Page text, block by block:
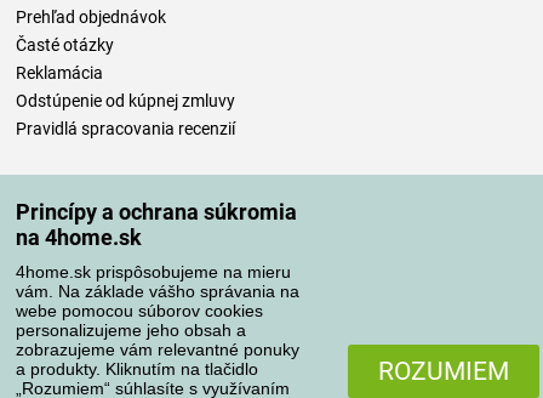
Princípy a ochrana súkromia
na 4home.sk
4home.sk prispôsobujeme na mieru
vám. Na základe vášho správania na
webe pomocou súborov cookies
personalizujeme jeho obsah a
zobrazujeme vám relevantné ponuky
a produkty. Kliknutím na tlačidlo
„Rozumiem“ súhlasíte s využívaním
ROZUMIEM
Prehľad objednávok
Časté otázky
Reklamácia
Odstúpenie od kúpnej zmluvy
Pravidlá spracovania recenzií
Spôsoby platby
Spoľahlivý obchod